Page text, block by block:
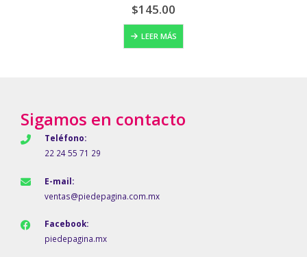
Sigamos en contacto
Teléfono:
22 24 55 71 29
E-mail:
ventas@piedepagina.com.mx
Facebook:
piedepagina.mx